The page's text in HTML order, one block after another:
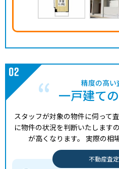
精度の高い
一戸建て
スタッフが対象の物件に伺って
に物件の状況を判断いたします
が高くなります。 実際の相
不動産査